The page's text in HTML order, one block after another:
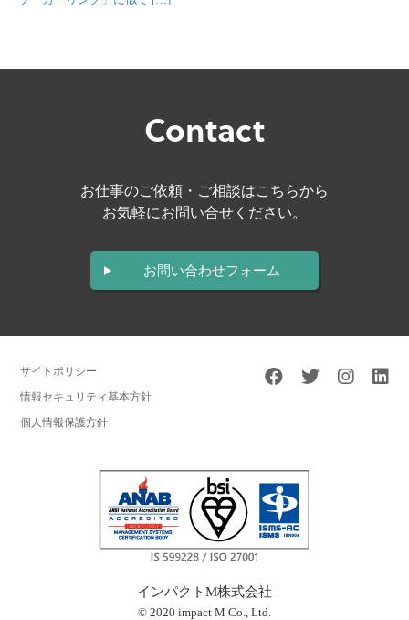
Contact
お仕事のご依頼・ご相談はこちらから
お気軽にお問い合せください。
お問い合わせフォーム
サイトポリシー
情報セキュリティ基本方針
個人情報保護方針
インパクトM株式会社
© 2020 impact M Co., Ltd.